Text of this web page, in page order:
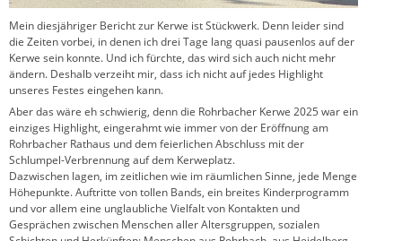
Mein diesjähriger Bericht zur Kerwe ist Stückwerk. Denn leider sind
die Zeiten vorbei, in denen ich drei Tage lang quasi pausenlos auf der
Kerwe sein konnte. Und ich fürchte, das wird sich auch nicht mehr
ändern. Deshalb verzeiht mir, dass ich nicht auf jedes Highlight
unseres Festes eingehen kann.
Aber das wäre eh schwierig, denn die Rohrbacher Kerwe 2025 war ein
einziges Highlight, eingerahmt wie immer von der Eröffnung am
Rohrbacher Rathaus und dem feierlichen Abschluss mit der
Schlumpel-Verbrennung auf dem Kerweplatz.
Dazwischen lagen, im zeitlichen wie im räumlichen Sinne, jede Menge
Höhepunkte. Auftritte von tollen Bands, ein breites Kinderprogramm
und vor allem eine unglaubliche Vielfalt von Kontakten und
Gesprächen zwischen Menschen aller Altersgruppen, sozialen